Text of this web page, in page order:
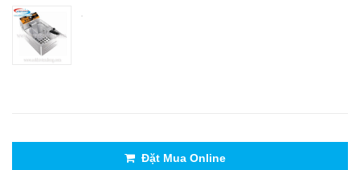
Đặt Mua Online
UNCATEGORIZED